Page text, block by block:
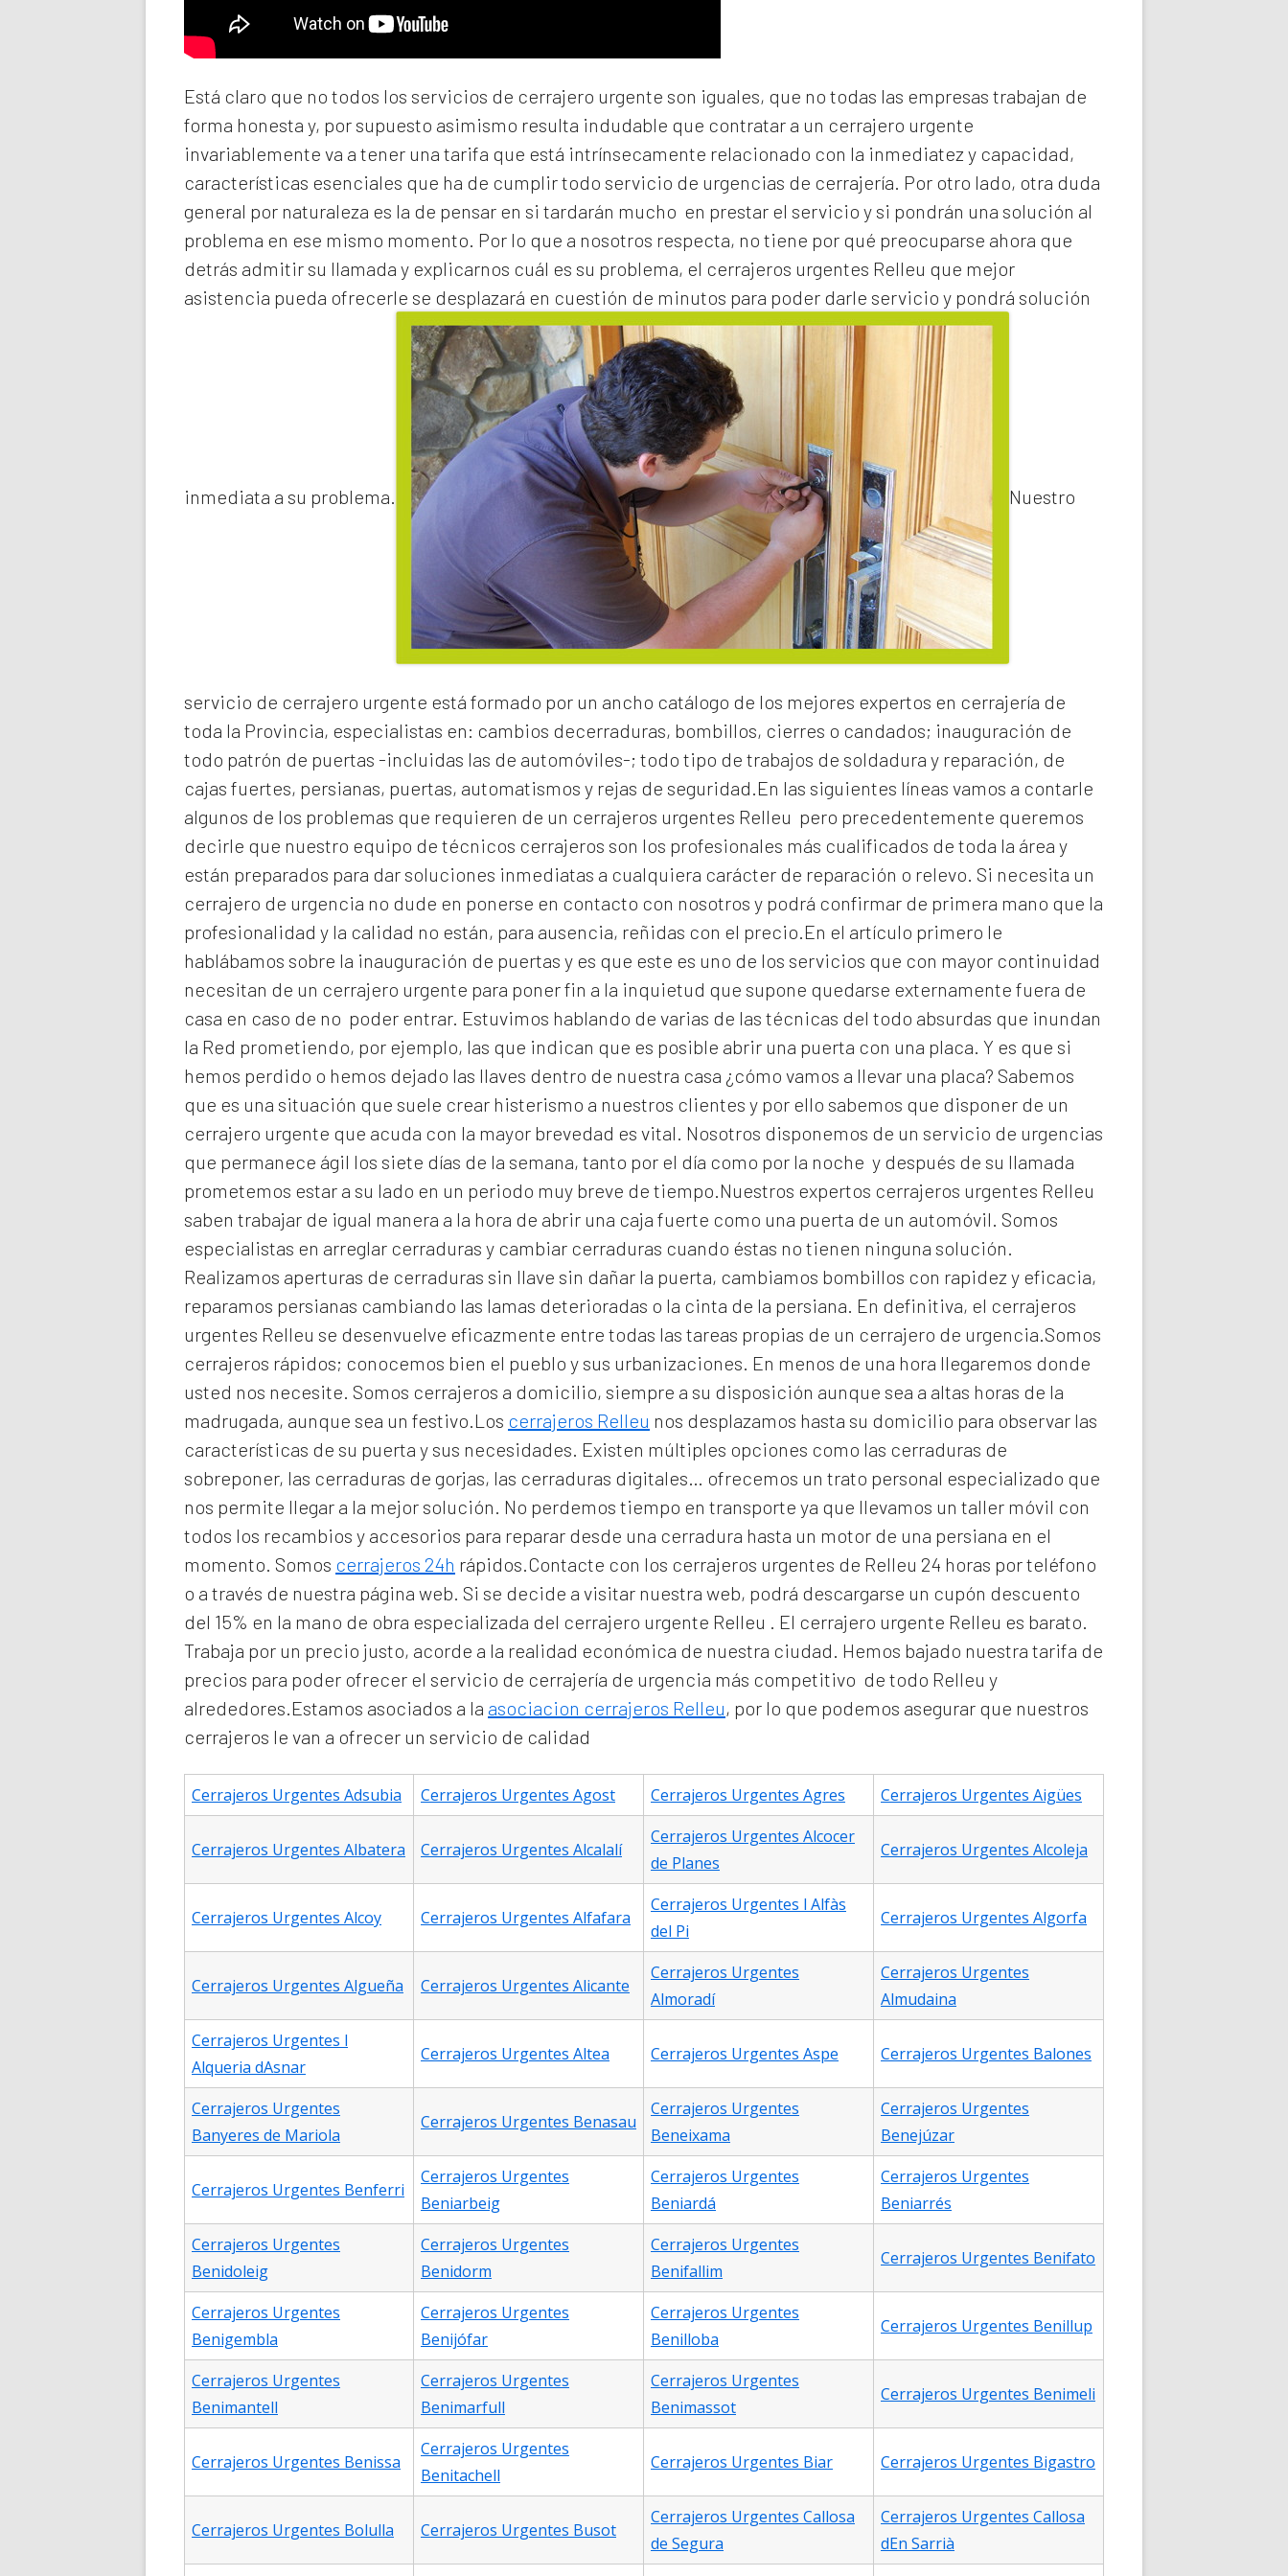
Está claro que no todos los servicios de cerrajero urgente son iguales, que no todas las empresas trabajan de
forma honesta y, por supuesto asimismo resulta indudable que contratar a un cerrajero urgente
invariablemente va a tener una tarifa que está intrínsecamente relacionado con la inmediatez y capacidad,
características esenciales que ha de cumplir todo servicio de urgencias de cerrajería. Por otro lado, otra duda
general por naturaleza es la de pensar en si tardarán mucho en prestar el servicio y si pondrán una solución al
problema en ese mismo momento. Por lo que a nosotros respecta, no tiene por qué preocuparse ahora que
detrás admitir su llamada y explicarnos cuál es su problema, el cerrajeros urgentes Relleu que mejor
asistencia pueda ofrecerle se desplazará en cuestión de minutos para poder darle servicio y pondrá solución
inmediata a su problema. Nuestro
servicio de cerrajero urgente está formado por un ancho catálogo de los mejores expertos en cerrajería de
toda la Provincia, especialistas en: cambios decerraduras, bombillos, cierres o candados; inauguración de
todo patrón de puertas -incluidas las de automóviles-; todo tipo de trabajos de soldadura y reparación, de
cajas fuertes, persianas, puertas, automatismos y rejas de seguridad.En las siguientes líneas vamos a contarle
algunos de los problemas que requieren de un cerrajeros urgentes Relleu pero precedentemente queremos
decirle que nuestro equipo de técnicos cerrajeros son los profesionales más cualificados de toda la área y
están preparados para dar soluciones inmediatas a cualquiera carácter de reparación o relevo. Si necesita un
cerrajero de urgencia no dude en ponerse en contacto con nosotros y podrá confirmar de primera mano que la
profesionalidad y la calidad no están, para ausencia, reñidas con el precio.En el artículo primero le
hablábamos sobre la inauguración de puertas y es que este es uno de los servicios que con mayor continuidad
necesitan de un cerrajero urgente para poner fin a la inquietud que supone quedarse externamente fuera de
casa en caso de no poder entrar. Estuvimos hablando de varias de las técnicas del todo absurdas que inundan
la Red prometiendo, por ejemplo, las que indican que es posible abrir una puerta con una placa. Y es que si
hemos perdido o hemos dejado las llaves dentro de nuestra casa ¿cómo vamos a llevar una placa? Sabemos
que es una situación que suele crear histerismo a nuestros clientes y por ello sabemos que disponer de un
cerrajero urgente que acuda con la mayor brevedad es vital. Nosotros disponemos de un servicio de urgencias
que permanece ágil los siete días de la semana, tanto por el día como por la noche y después de su llamada
prometemos estar a su lado en un periodo muy breve de tiempo.Nuestros expertos cerrajeros urgentes Relleu
saben trabajar de igual manera a la hora de abrir una caja fuerte como una puerta de un automóvil. Somos
especialistas en arreglar cerraduras y cambiar cerraduras cuando éstas no tienen ninguna solución.
Realizamos aperturas de cerraduras sin llave sin dañar la puerta, cambiamos bombillos con rapidez y eficacia,
reparamos persianas cambiando las lamas deterioradas o la cinta de la persiana. En definitiva, el cerrajeros
urgentes Relleu se desenvuelve eficazmente entre todas las tareas propias de un cerrajero de urgencia.Somos
cerrajeros rápidos; conocemos bien el pueblo y sus urbanizaciones. En menos de una hora llegaremos donde
usted nos necesite. Somos cerrajeros a domicilio, siempre a su disposición aunque sea a altas horas de la
madrugada, aunque sea un festivo.Los cerrajeros Relleu nos desplazamos hasta su domicilio para observar las
características de su puerta y sus necesidades. Existen múltiples opciones como las cerraduras de
sobreponer, las cerraduras de gorjas, las cerraduras digitales… ofrecemos un trato personal especializado que
nos permite llegar a la mejor solución. No perdemos tiempo en transporte ya que llevamos un taller móvil con
todos los recambios y accesorios para reparar desde una cerradura hasta un motor de una persiana en el
momento. Somos cerrajeros 24h rápidos.Contacte con los cerrajeros urgentes de Relleu 24 horas por teléfono
o a través de nuestra página web. Si se decide a visitar nuestra web, podrá descargarse un cupón descuento
del 15% en la mano de obra especializada del cerrajero urgente Relleu . El cerrajero urgente Relleu es barato.
Trabaja por un precio justo, acorde a la realidad económica de nuestra ciudad. Hemos bajado nuestra tarifa de
precios para poder ofrecer el servicio de cerrajería de urgencia más competitivo de todo Relleu y
alrededores.Estamos asociados a la asociacion cerrajeros Relleu, por lo que podemos asegurar que nuestros
cerrajeros le van a ofrecer un servicio de calidad
Cerrajeros Urgentes Adsubia Cerrajeros Urgentes Agost Cerrajeros Urgentes Agres Cerrajeros Urgentes Aigües
Cerrajeros Urgentes Albatera Cerrajeros Urgentes Alcalalí
Cerrajeros Urgentes Alcocer
de Planes
Cerrajeros Urgentes Alcoleja
Cerrajeros Urgentes Alcoy Cerrajeros Urgentes Alfafara
Cerrajeros Urgentes l Alfàs
del Pi
Cerrajeros Urgentes Algorfa
Cerrajeros Urgentes Algueña Cerrajeros Urgentes Alicante
Cerrajeros Urgentes
Almoradí
Cerrajeros Urgentes
Almudaina
Cerrajeros Urgentes l
Alqueria dAsnar
Cerrajeros Urgentes Altea Cerrajeros Urgentes Aspe Cerrajeros Urgentes Balones
Cerrajeros Urgentes
Banyeres de Mariola
Cerrajeros Urgentes Benasau
Cerrajeros Urgentes
Beneixama
Cerrajeros Urgentes
Benejúzar
Cerrajeros Urgentes Benferri
Cerrajeros Urgentes
Beniarbeig
Cerrajeros Urgentes
Beniardá
Cerrajeros Urgentes
Beniarrés
Cerrajeros Urgentes
Benidoleig
Cerrajeros Urgentes
Benidorm
Cerrajeros Urgentes
Benifallim
Cerrajeros Urgentes Benifato
Cerrajeros Urgentes
Benigembla
Cerrajeros Urgentes
Benijófar
Cerrajeros Urgentes
Benilloba
Cerrajeros Urgentes Benillup
Cerrajeros Urgentes
Benimantell
Cerrajeros Urgentes
Benimarfull
Cerrajeros Urgentes
Benimassot
Cerrajeros Urgentes Benimeli
Cerrajeros Urgentes Benissa
Cerrajeros Urgentes
Benitachell
Cerrajeros Urgentes Biar Cerrajeros Urgentes Bigastro
Cerrajeros Urgentes Bolulla Cerrajeros Urgentes Busot
Cerrajeros Urgentes Callosa
de Segura
Cerrajeros Urgentes Callosa
dEn Sarrià